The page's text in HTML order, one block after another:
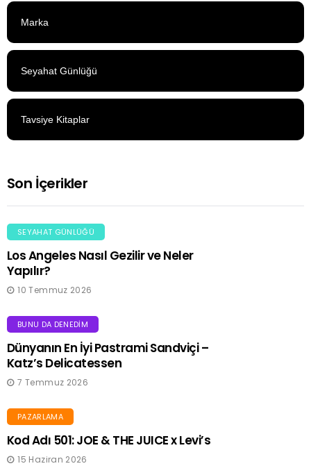
Marka
Seyahat Günlüğü
Tavsiye Kitaplar
Son İçerikler
SEYAHAT GÜNLÜĞÜ
Los Angeles Nasıl Gezilir ve Neler
Yapılır?
10 Temmuz 2026
BUNU DA DENEDIM
Dünyanın En İyi Pastrami Sandviçi –
Katz’s Delicatessen
7 Temmuz 2026
PAZARLAMA
Kod Adı 501: JOE & THE JUICE x Levi’s
15 Haziran 2026